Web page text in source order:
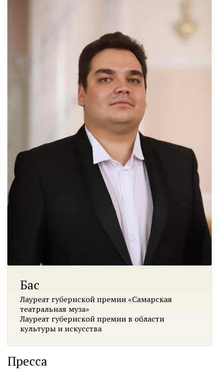
Бас
Лауреат губернской премии «Самарская
театральная муза»
Лауреат губернской премии в области
культуры и искусства
Пресса